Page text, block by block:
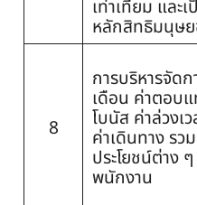
เท่าเทียม และ
หลักสิทธิมนุษ
8
การบริหารจัดก
เดือน ค่าตอบ
โบนัส ค่าล่วงเ
ค่าเดินทาง รว
ประโยชน์ต่าง
พนักงาน